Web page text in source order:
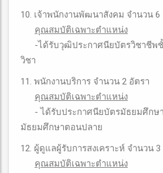
10. เจ้าพนักงานพัฒนาสังคม จำนวน 6
คุณสมบัติเฉพาะตำแหน่ง
-ได้รับวุฒิประกาศนียบัตรวิชาชีพชั้
วิชา
11. พนักงานบริการ จำนวน 2 อัตรา
คุณสมบัติเฉพาะตำแหน่ง
- ได้รับประกาศนียบัตรมัธยมศึกษ
มัธยมศึกษาตอนปลาย
12. ผู้ดูแลผู้รับการสงเคราะห์ จำนวน 3
คุณสมบัติเฉพาะตำแหน่ง